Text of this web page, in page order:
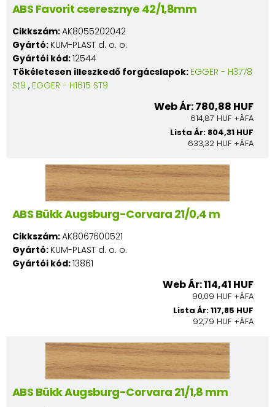
ABS Favorit cseresznye 42/1,8mm
Cikkszám:AK8055202042
Gyártó: KUM-PLAST d. o. o.
Gyártói kód:12544
Tökéletesen illeszkedő forgácslapok: EGGER - H3778
St9 , EGGER - H1615 ST9
Web Ár: 780,88 HUF
614,87 HUF +ÁFA
Lista Ár: 804,31 HUF
633,32 HUF +ÁFA
ABS Bükk Augsburg-Corvara 21/0,4 m
Cikkszám:AK8067600521
Gyártó: KUM-PLAST d. o. o.
Gyártói kód:13861
Web Ár: 114,41 HUF
90,09 HUF +ÁFA
Lista Ár: 117,85 HUF
92,79 HUF +ÁFA
ABS Bükk Augsburg-Corvara 21/1,8 mm